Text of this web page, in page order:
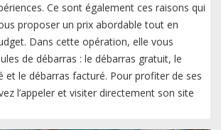
Ce sont également ces raisons qui
proposer un prix abordable tout en
Dans cette opération, elle vous
de débarras : le débarras gratuit, le
et le débarras facturé. Pour profiter de ses
l’appeler et visiter directement son site